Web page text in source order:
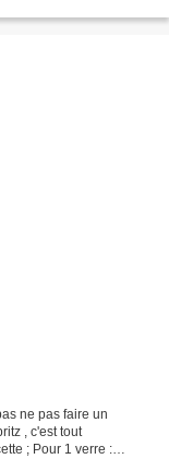
ne pas faire un
, c'est tout
; Pour 1 verre :